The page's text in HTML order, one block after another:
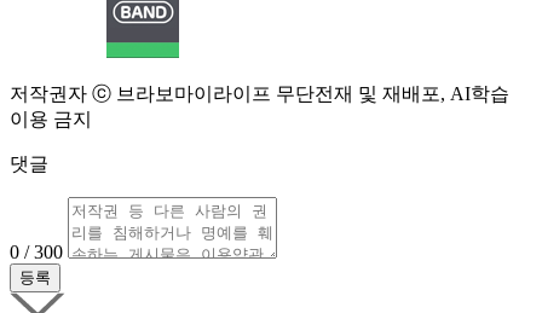
저작권자 ⓒ 브라보마이라이프 무단전재 및 재배포, AI학습
이용 금지
댓글
0 / 300